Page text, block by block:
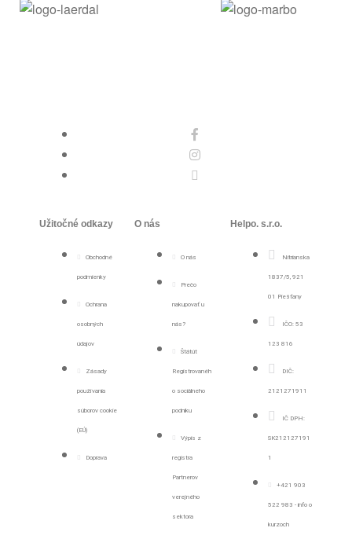
Užitočné odkazy
Obchodné
podmienky
Ochrana
osobných
údajov
Zásady
používania
súborov cookie
(EÚ)
Doprava
O nás
O nás
Prečo
nakupovať u
nás?
Štátút
Registrovanéh
o sociálneho
podniku
Výpis z
registra
Partnerov
verejného
sektora
Helpo. s.r.o.
Nitrianska
1837/5, 921
01 Piešťany
IČO: 53
123 816
DIČ:
2121271911
IČ DPH:
SK212127191
1
+421 903
522 983 - info o
kurzoch